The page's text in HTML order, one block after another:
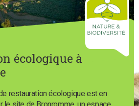
écologique à
restauration écologique est en